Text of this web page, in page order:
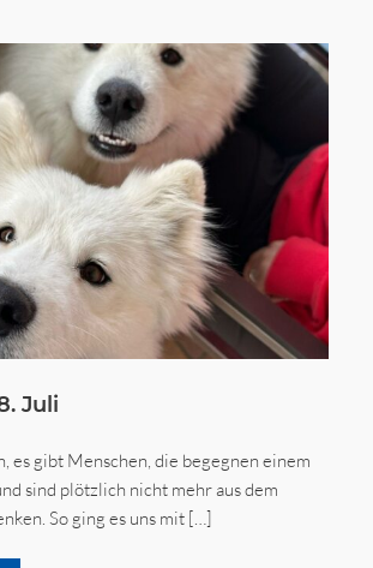
Juli
es gibt Menschen, die begegnen einem
sind plötzlich nicht mehr aus dem
So ging es uns mit […]